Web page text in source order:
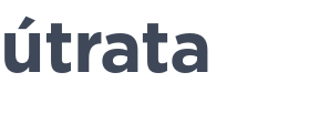
útrata